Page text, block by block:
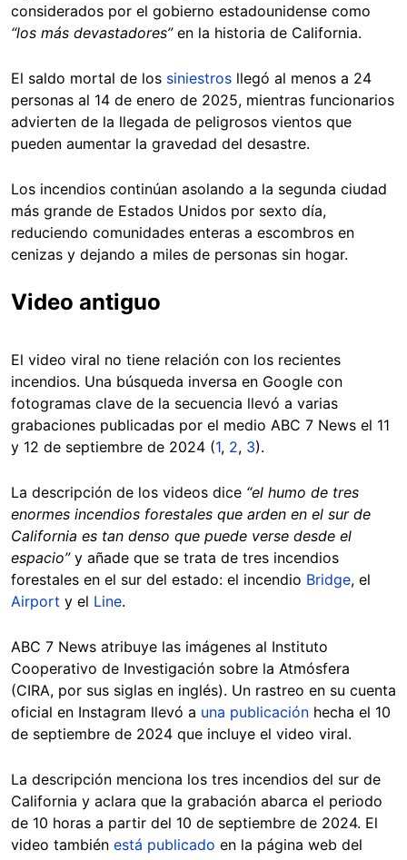
considerados por el gobierno estadounidense como
“los más devastadores”en la historia de California.
El saldo mortal de los siniestros llegó al menos a 24
personas al 14 de enero de 2025, mientras funcionarios
advierten de la llegada de peligrosos vientos que
pueden aumentar la gravedad del desastre.
Los incendios continúan asolando a la segunda ciudad
más grande de Estados Unidos por sexto día,
reduciendo comunidades enteras a escombros en
cenizas y dejando a miles de personas sin hogar.
Video antiguo
El video viral no tiene relación con los recientes
incendios. Una búsqueda inversa en Google con
fotogramas clave de la secuencia llevó a varias
grabaciones publicadas por el medio ABC 7 News el 11
y 12 de septiembre de 2024 (1, 2, 3).
La descripción de los videos dice “el humo de tres
enormes incendios forestales que arden en el sur de
California es tan denso que puede verse desde el
espacio”y añade que se trata de tres incendios
forestales en el sur del estado: el incendio Bridge, el
Airport y el Line.
ABC 7 News atribuye las imágenes al Instituto
Cooperativo de Investigación sobre la Atmósfera
(CIRA, por sus siglas en inglés). Un rastreo en su cuenta
oficial en Instagram llevó a una publicación hecha el 10
de septiembre de 2024 que incluye el video viral.
La descripción menciona los tres incendios del sur de
California y aclara que la grabación abarca el periodo
de 10 horas a partir del 10 de septiembre de 2024. El
video también está publicado en la página web del